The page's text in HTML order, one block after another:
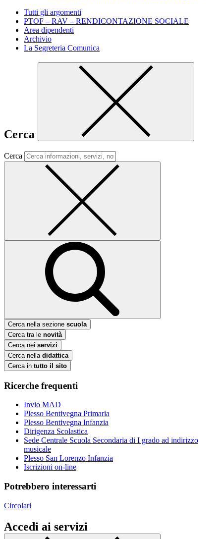
Tutti gli argomenti
PTOF – RAV – RENDICONTAZIONE SOCIALE
Area dipendenti
Archivio
La Segreteria Comunica
Cerca
Cerca
Cerca nella sezione scuola
Cerca tra le novità
Cerca nei servizi
Cerca nella didattica
Cerca in tutto il sito
Ricerche frequenti
Invio MAD
Plesso Bentivegna Primaria
Plesso Bentivegna Infanzia
Dirigenza Scolastica
Sede Centrale Scuola Secondaria di I grado ad indirizzo
musicale
Plesso San Lorenzo Infanzia
Iscrizioni on-line
Potrebbero interessarti
Circolari
Accedi ai servizi